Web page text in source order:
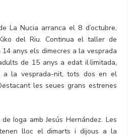
La Nucia arranca el 8 d’octubre,
del Riu. Continua el taller de
anys els dimecres a la vesprada
de 15 anys a edat il·limitada,
a la vesprada-nit, tots dos en el
les seues grans estrenes
de Ioga amb Jesús Hernández. Les
lloc el dimarts i dijous a la